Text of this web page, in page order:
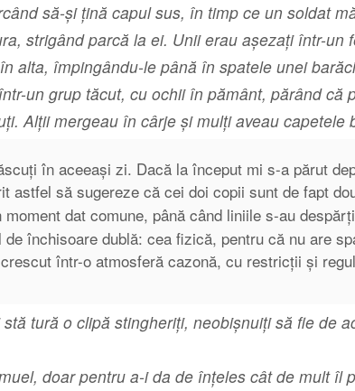
să-şi ţină capul sus, în timp ce un soldat
strigând parcă la ei. Unii erau așezați într-un
alta, împingându-le până în spatele unei
un grup tăcut, cu ochii în pământ, părând că
Alţii mergeau în cârje și mulți aveau capetele
în aceeași zi. Dacă la început mi s-a părut
astfel să sugereze că cei doi copii sunt de fapt
dat comune, până când liniile s-au
închisoare dublă: cea fizică, pentru că nu are
într-o atmosferă cazonă, cu restricții și
tură o clipă stingheriți, neobişnuiţi să fie de
doar pentru a-i da de înțeles cât de mult îl